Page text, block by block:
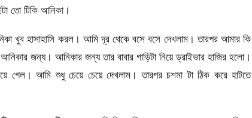
তো টিকি আনিকা।
খুব হাসাহাসি করল। আমি দূর থেকে বসে বসে দেখলাম। তারপর আমার কি
জন্য। আনিকার জন্য তার বাবার গাড়িটা নিয়ে ড্রাইভার হাজির হলো।
গেল। আমি শুধু চেয়ে চেয়ে দেখলাম। তারপর চশমা টা ঠিক করে হাটতে